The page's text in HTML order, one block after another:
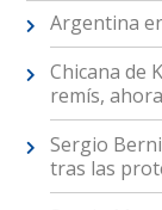
Argentina
Chicana de
remís,
Sergio
tras las